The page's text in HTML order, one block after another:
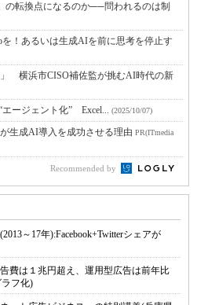
の転換点になるのか──問われるのは制
！あるいは生成AIを前に思考を停止す
」 横浜市CISO補佐監が挑むAI時代の新
エージェント化” Excel... (2025/10/07)
生成AI導入を成功させる理由 PR(ITmedia
Recommended by
～17年):Facebook+Twitterシェアが
費は１兆円超え、運用型広告は前年比
フ化)